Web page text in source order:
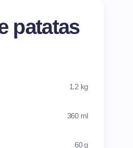
patatas
1.2 kg
360 ml
60 g